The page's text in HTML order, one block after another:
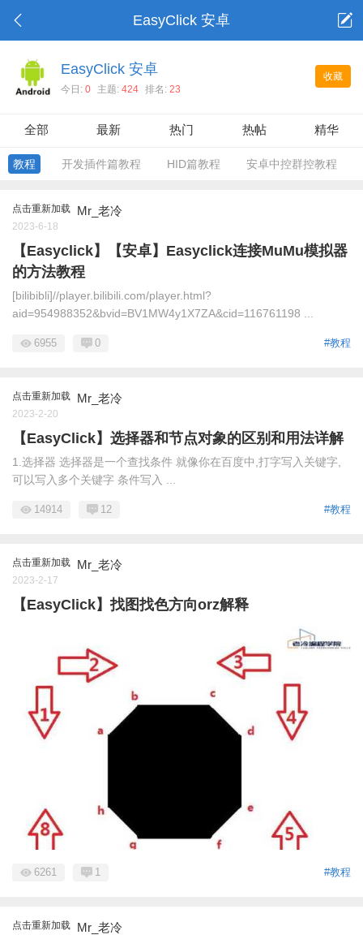
EasyClick 安卓
收藏
EasyClick 安卓
今日: 0 主题: 424 排名: 23
全部 最新 热门 热帖 精华
教程 开发插件篇教程 HID篇教程 安卓中控群控教程
点击重新加载 Mr_老冷
2023-6-18
【Easyclick】【安卓】Easyclick连接MuMu模拟器
的方法教程
[bilibibli]//player.bilibili.com/player.html?
aid=954988352&bvid=BV1MW4y1X7ZA&cid=116761198 ...
#教程
6955 0
点击重新加载 Mr_老冷
2023-2-20
【EasyClick】选择器和节点对象的区别和用法详解
1.选择器 选择器是一个查找条件 就像你在百度中,打字写入关键字,
可以写入多个关键字 条件写入 ...
#教程
14914 12
点击重新加载 Mr_老冷
2023-2-17
【EasyClick】找图找色方向orz解释
#教程
6261 1
点击重新加载 Mr_老冷